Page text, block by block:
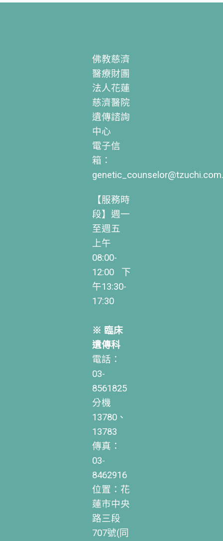
佛教慈濟
醫療財團
法人花蓮
慈濟醫院
遺傳諮詢
中心
電子信
箱：
【服務時
段】週一
至週五
上午
08:00-
12:00 下
午13:30-
17:30
※ 臨床
遺傳科
電話：
03-
8561825
分機
13780、
13783
傳真：
03-
8462916
位置：花
蓮市中央
路三段
707號(同